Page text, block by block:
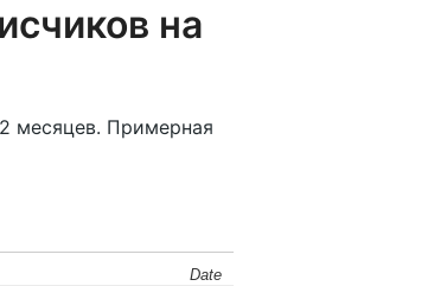
на
месяцев. Примерная
Date
Date